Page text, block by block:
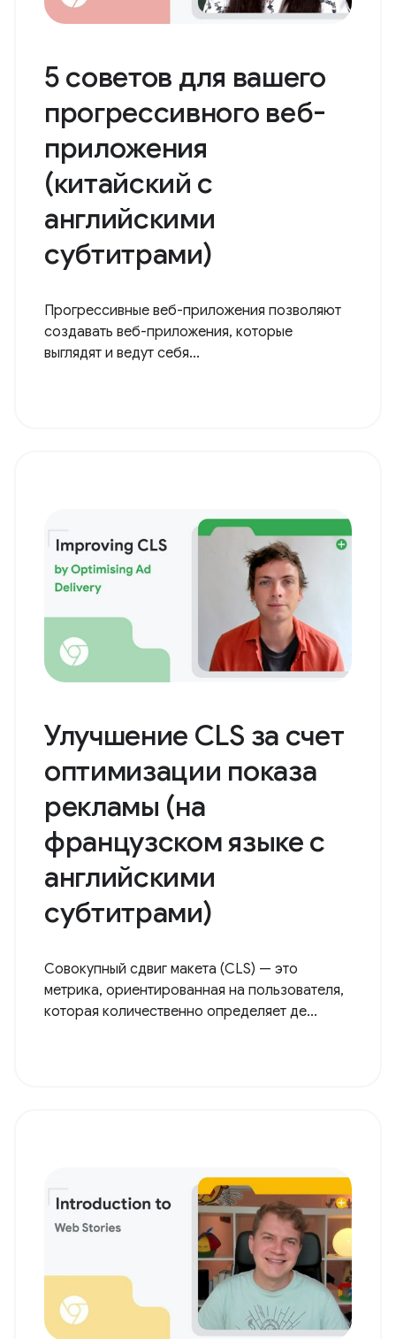
5 советов для вашего
прогрессивного веб-
приложения
(китайский с
английскими
субтитрами)
Прогрессивные веб-приложения позволяют
создавать веб-приложения, которые
выглядят и ведут себя...
Улучшение CLS за счет
оптимизации показа
рекламы (на
французском языке с
английскими
субтитрами)
Совокупный сдвиг макета (CLS) — это
метрика, ориентированная на пользователя,
которая количественно определяет де...